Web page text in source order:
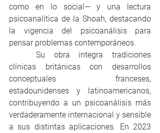
como en lo social— y una lectura
psicoanalítica de la Shoah, destacando
la vigencia del psicoanálisis para
pensar problemas contemporáneos.
clínicas británicas con desarrollos
conceptuales franceses,
estadounidenses y latinoamericanos,
contribuyendo a un psicoanálisis más
verdaderamente internacional y sensible
a sus distintas aplicaciones. En 2023